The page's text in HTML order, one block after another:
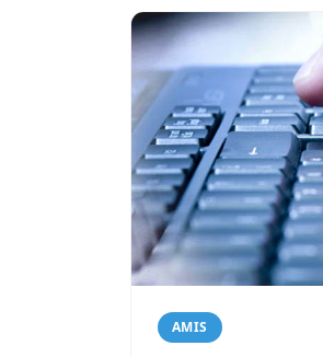
AMIS